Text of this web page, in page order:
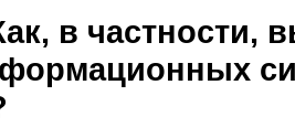
в частности,